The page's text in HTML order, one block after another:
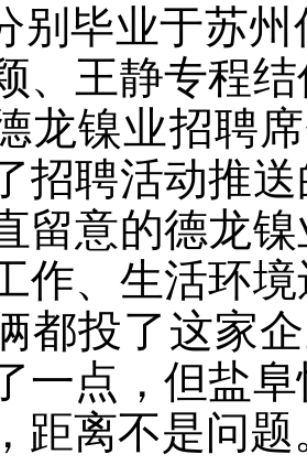
别毕业于苏
、王静专程
龙镍业招聘
招聘活动推
留意的德龙
作、生活环
都投了这家
一点，但盐
距离不是问题